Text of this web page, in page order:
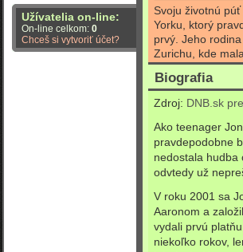
Užívatelia on-line:
On-line celkom: 0
Chceš si vytvoriť účet?
Svoju životnú
Yorku, ktorý
prvý. Jeho
Zurichu, kde
Biografia
Zdroj: DNB.sk
Ako teenager
pravdepodobne
nedostala hudba
odvtedy už
V roku 2001 sa
Aaronom a
vydali prvú
niekoľko rokov,